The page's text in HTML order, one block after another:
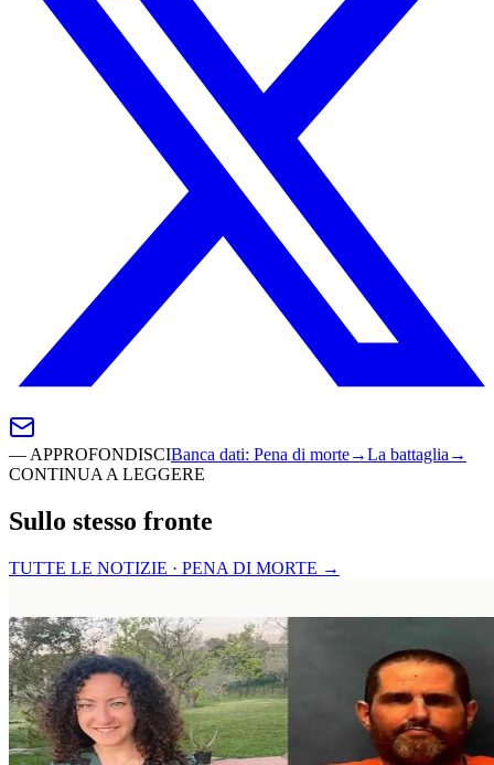
— APPROFONDISCIBanca dati: Pena di morte→La battaglia →
CONTINUA A LEGGERE
Sullo stesso fronte
TUTTE LE NOTIZIE · PENA DI MORTE →